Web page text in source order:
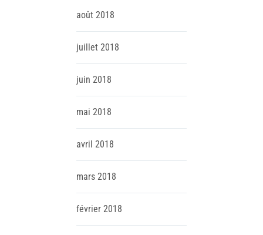
août 2018
juillet 2018
juin 2018
mai 2018
avril 2018
mars 2018
février 2018